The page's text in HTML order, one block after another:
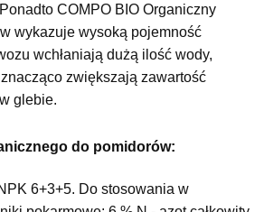
COMPO BIO Organiczny
wykazuje wysoką pojemność
wchłaniają dużą ilość wody,
zwiększają zawartość
glebie.
do pomidorów:
6+3+5. Do stosowania w